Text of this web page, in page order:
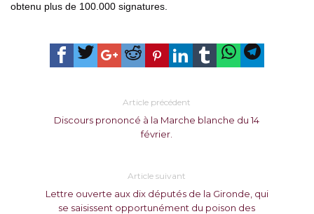
obtenu plus de 100.000 signatures.
Article précédent
Discours prononcé à la Marche blanche du 14
février.
Article suivant
Lettre ouverte aux dix députés de la Gironde, qui
se saisissent opportunément du poison des